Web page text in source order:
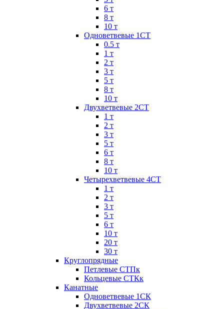
6 т
8 т
10 т
Одноветвевые 1СТ
0.5 т
1 т
2 т
3 т
5 т
8 т
10 т
Двухветвевые 2СТ
1 т
2 т
3 т
5 т
6 т
8 т
10 т
Четырехветвевые 4СТ
1 т
2 т
3 т
5 т
6 т
10 т
20 т
30 т
Круглопрядные
Петлевые СТПк
Кольцевые СТКк
Канатные
Одноветвевые 1СК
Двухветвевые 2СК